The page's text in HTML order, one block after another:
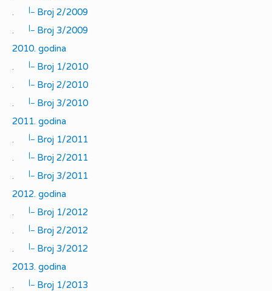
.
|_
Broj 2/2009
.
|_
Broj 3/2009
2010. godina
.
|_
Broj 1/2010
.
|_
Broj 2/2010
.
|_
Broj 3/2010
2011. godina
.
|_
Broj 1/2011
.
|_
Broj 2/2011
.
|_
Broj 3/2011
2012. godina
.
|_
Broj 1/2012
.
|_
Broj 2/2012
.
|_
Broj 3/2012
2013. godina
.
|_
Broj 1/2013